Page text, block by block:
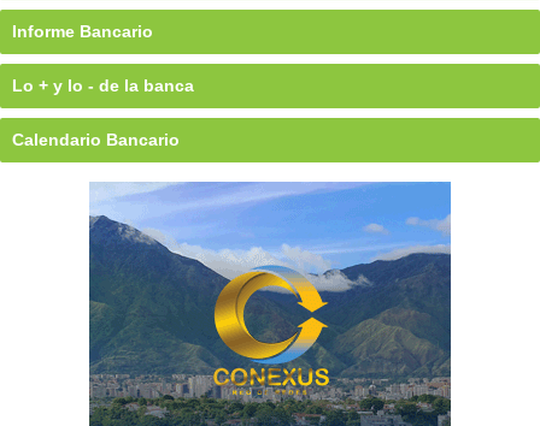
Informe Bancario
Lo + y lo - de la banca
Calendario Bancario